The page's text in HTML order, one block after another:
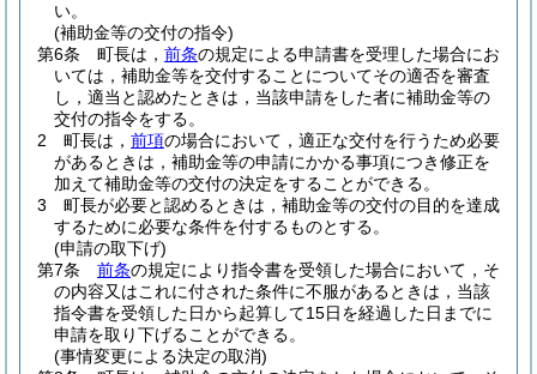
い。
(補助金等の交付の指令)
第6条
町長は， 前条の規定による申請書を受理した場合にお
いては，補助金等を交付することについてその適否を審査
し，適当と認めたときは，当該申請をした者に補助金等の
交付の指令をする。
2
町長は， 前項の場合において，適正な交付を行うため必要
があるときは，補助金等の申請にかかる事項につき修正を
加えて補助金等の交付の決定をすることができる。
3
町長が必要と認めるときは，補助金等の交付の目的を達成
するために必要な条件を付するものとする。
(申請の取下げ)
第7条
前条の規定により指令書を受領した場合において，そ
の内容又はこれに付された条件に不服があるときは，当該
指令書を受領した日から起算して15日を経過した日までに
申請を取り下げることができる。
(事情変更による決定の取消)